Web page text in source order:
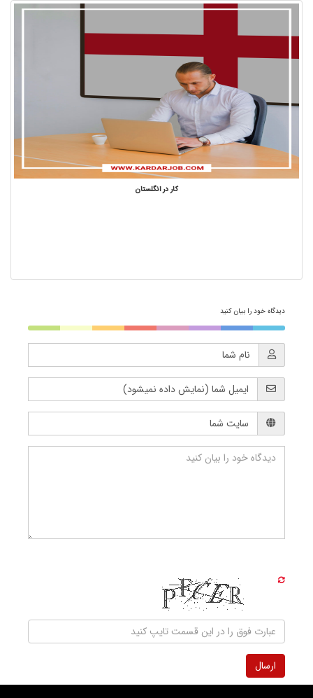
کار در انگلستان
دیدگاه خود را بیان کنید
ارسال